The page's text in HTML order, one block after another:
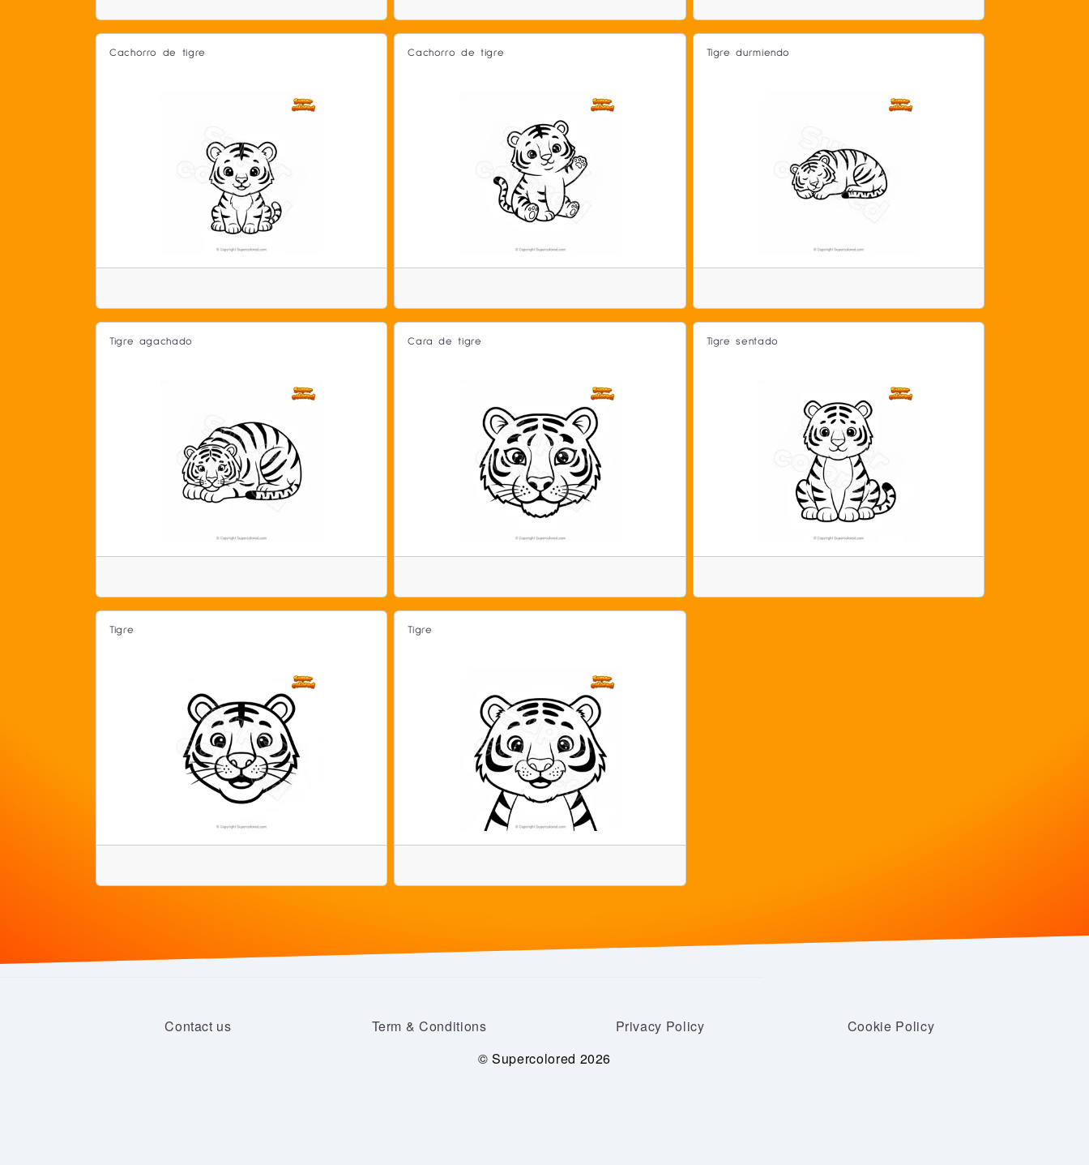
Cachorro de tigre Cachorro de tigre Tigre durmiendo
Tigre agachado Cara de tigre Tigre sentado
Tigre Tigre
Contact us Term & Conditions Privacy Policy
Cookie Policy
© Supercolored 2026